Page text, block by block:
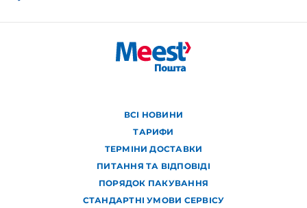
ВСІ НОВИНИ
ТАРИФИ
ТЕРМІНИ ДОСТАВКИ
ПИТАННЯ ТА ВІДПОВІДІ
ПОРЯДОК ПАКУВАННЯ
СТАНДАРТНІ УМОВИ СЕРВІСУ